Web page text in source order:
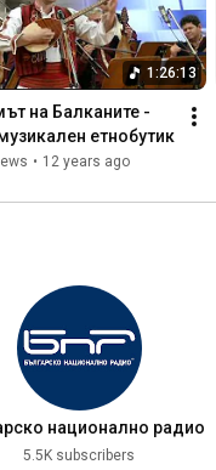
1:26:13
на Балканите -
етнобутик
• 12 years ago
национално радио
5.5K subscribers